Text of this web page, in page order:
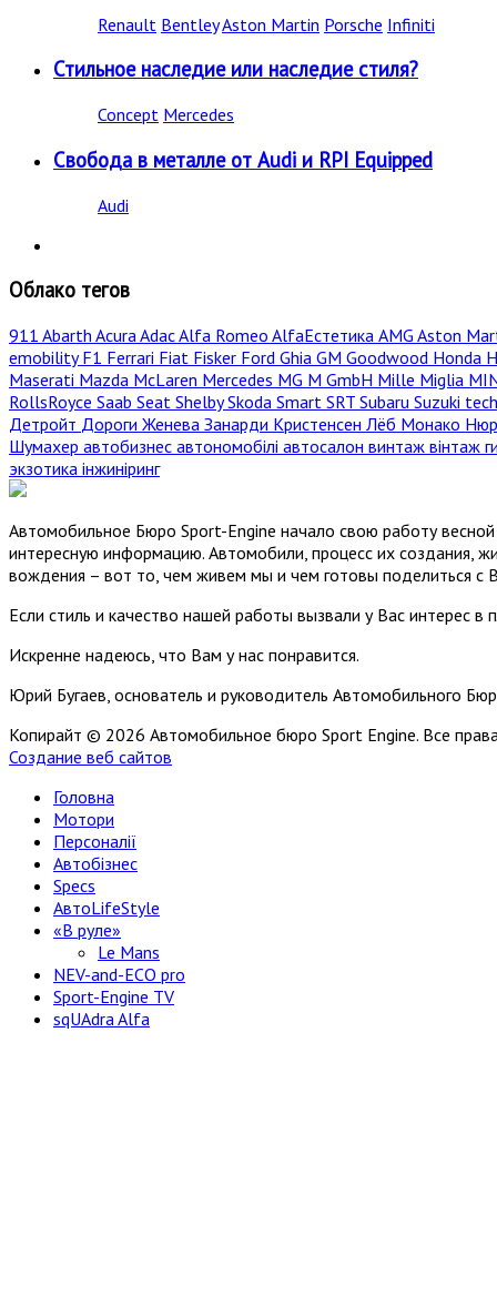
Renault BentleyAston Martin Porsche Infiniti
Стильное наследие или наследие стиля?
Concept Mercedes
Свобода в металле от Audi и RPI Equipped
Audi
Облако тегов
911 Abarth AcuraAdacAlfa Romeo AlfaЕстетика AMG Aston
emobilityF1 Ferrari Fiat Fisker Ford Ghia GM Goodwood Honda
Maserati Mazda McLaren Mercedes MG M GmbH Mille Miglia
RollsRoyce Saab Seat ShelbySkoda Smart SRT Subaru Suzuki
Детройт Дороги Женева Занарди Кристенсен Лёб Монако
Шумахер автобизнес автономобілі автосалон винтаж вінтаж
экзотика інжиніринг
Автомобильное Бюро Sport-Engine начало свою работу
интересную информацию. Автомобили, процесс их создания,
вождения – вот то, чем живем мы и чем готовы поделиться с
Если стиль и качество нашей работы вызвали у Вас интерес в
Искренне надеюсь, что Вам у нас понравится.
Юрий Бугаев, основатель и руководитель Автомобильного
Копирайт © 2026 Автомобильное бюро Sport Engine. Все
Создание веб сайтов
Головна
Мотори
Персоналії
Автобізнес
Specs
АвтоLifeStyle
«В руле»
Le Mans
NEV-and-ECO pro
Sport-Engine TV
sqUAdra Alfa